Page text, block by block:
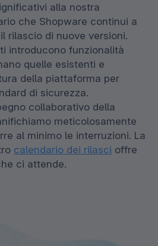
alla nostra
che Shopware continui a
rilascio di nuove versioni.
introducono funzionalità
quelle esistenti e
della piattaforma per
di sicurezza.
collaborativo della
meticolosamente
al minimo le interruzioni. La
calendario dei rilasci offre
ci attende.